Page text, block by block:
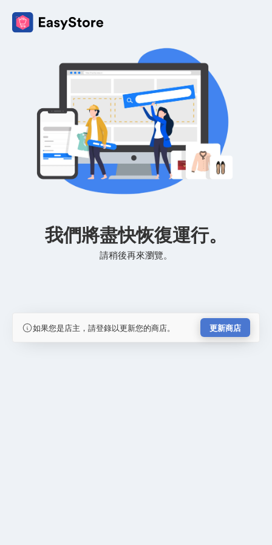
我們將盡快恢復運行。
請稍後再來瀏覽。
如果您是店主，請登錄以更新您的商店。 更新商店